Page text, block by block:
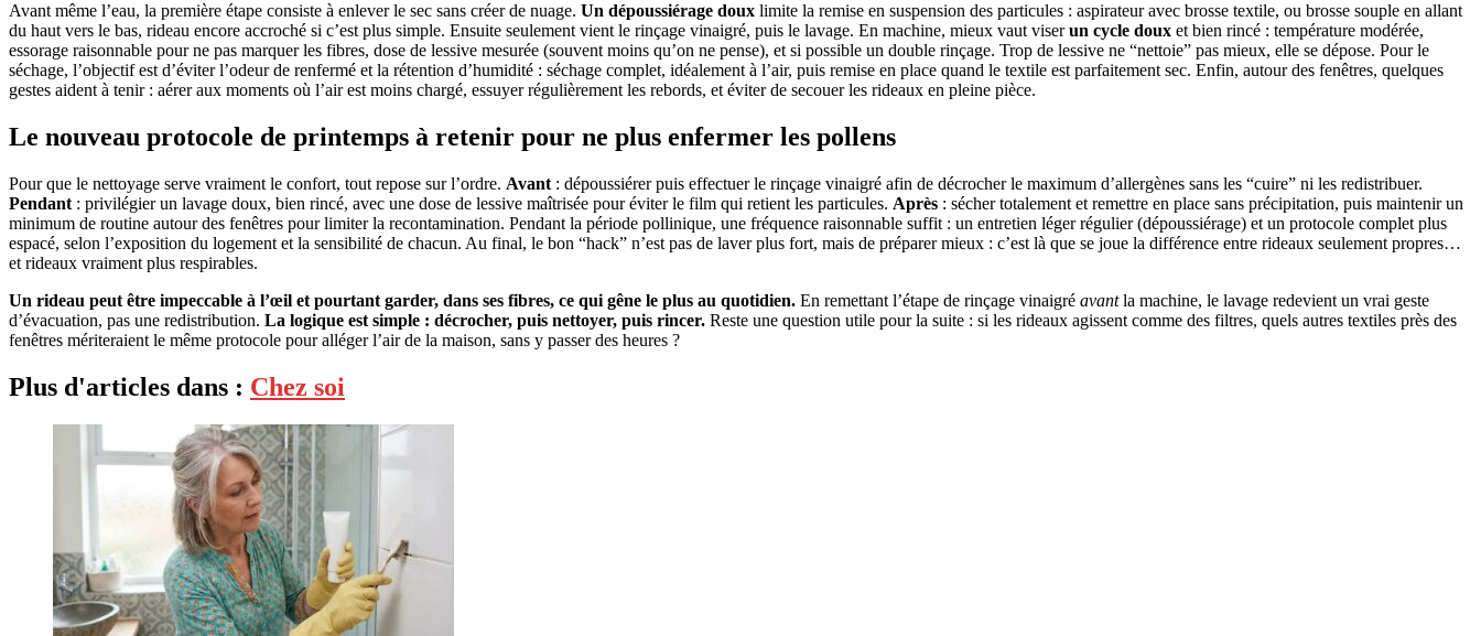
Avant même l’eau, la première étape consiste à enlever le sec sans créer de nuage. Un dépoussiérage doux limite la remise en suspension des particules : aspirateur avec brosse textile, ou brosse souple en allant
du haut vers le bas, rideau encore accroché si c’est plus simple. Ensuite seulement vient le rinçage vinaigré, puis le lavage. En machine, mieux vaut viserun cycle doux et bien rincé : température modérée,
essorage raisonnable pour ne pas marquer les fibres, dose de lessive mesurée (souvent moins qu’on ne pense), et si possible un double rinçage. Trop de lessive ne “nettoie” pas mieux, elle se dépose. Pour le
séchage, l’objectif est d’éviter l’odeur de renfermé et la rétention d’humidité : séchage complet, idéalement à l’air, puis remise en place quand le textile est parfaitement sec. Enfin, autour des fenêtres, quelques
gestes aident à tenir : aérer aux moments où l’air est moins chargé, essuyer régulièrement les rebords, et éviter de secouer les rideaux en pleine pièce.
Le nouveau protocole de printemps à retenir pour ne plus enfermer les pollens
Pour que le nettoyage serve vraiment le confort, tout repose sur l’ordre. Avant : dépoussiérer puis effectuer le rinçage vinaigré afin de décrocher le maximum d’allergènes sans les “cuire” ni les redistribuer.
Pendant : privilégier un lavage doux, bien rincé, avec une dose de lessive maîtrisée pour éviter le film qui retient les particules. Après : sécher totalement et remettre en place sans précipitation, puis maintenir un
minimum de routine autour des fenêtres pour limiter la recontamination. Pendant la période pollinique, une fréquence raisonnable suffit : un entretien léger régulier (dépoussiérage) et un protocole complet plus
espacé, selon l’exposition du logement et la sensibilité de chacun. Au final, le bon “hack” n’est pas de laver plus fort, mais de préparer mieux : c’est là que se joue la différence entre rideaux seulement propres…
et rideaux vraiment plus respirables.
Un rideau peut être impeccable à l’œil et pourtant garder, dans ses fibres, ce qui gêne le plus au quotidien. En remettant l’étape de rinçage vinaigré avantla machine, le lavage redevient un vrai geste
d’évacuation, pas une redistribution. La logique est simple : décrocher, puis nettoyer, puis rincer. Reste une question utile pour la suite : si les rideaux agissent comme des filtres, quels autres textiles près des
fenêtres mériteraient le même protocole pour alléger l’air de la maison, sans y passer des heures ?
Plus d'articles dans : Chez soi